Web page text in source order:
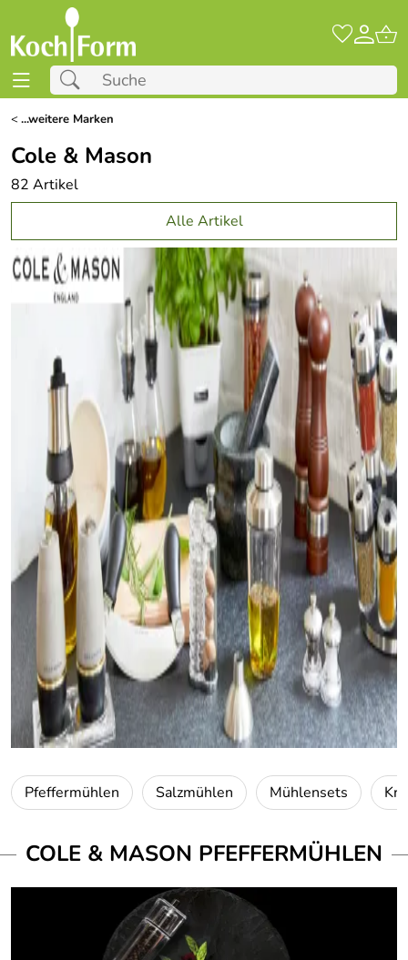
<...weitere Marken
Cole & Mason
82 Artikel
Alle Artikel
Pfeffermühlen Salzmühlen Mühlensets
COLE & MASON PFEFFERMÜHLEN